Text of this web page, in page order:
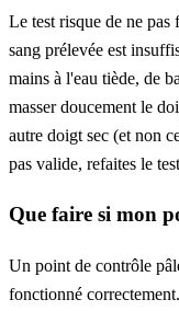
Le test risque de ne
sang prélevée est
mains à l'eau tiède, de
masser doucement le
autre doigt sec (et non
pas valide, refaites le
Que faire si mon
Un point de contrôle
fonctionné